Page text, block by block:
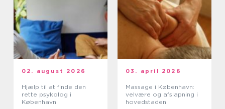
02. august 2026
Hjælp til at finde den
rette psykolog i
København
03. april 2026
Massage i København:
velvære og afslapning i
hovedstaden